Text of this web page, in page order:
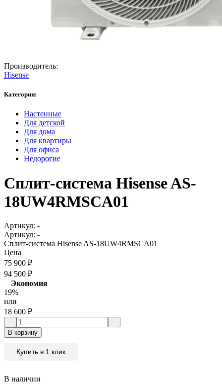
Производитель:
Hisense
Категории:
Настенные
Для детской
Для дома
Для квартиры
Для офиса
Недорогие
Сплит-система Hisense AS-
18UW4RMSCA01
Артикул: -
Артикул: -
Сплит-система Hisense AS-18UW4RMSCA01
Цена
75 900 ₽
94 500 ₽
Экономия
19%
или
18 600 ₽
В корзину
Купить в 1 клик
В наличии